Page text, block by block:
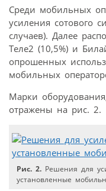
Среди мобильных
усиления сотового
случаев). Далее
Теле2 (10,5%) и
опрошенных
мобильных
Марки
отражены на рис. 2.
Рис. 2. Решения для
установленные